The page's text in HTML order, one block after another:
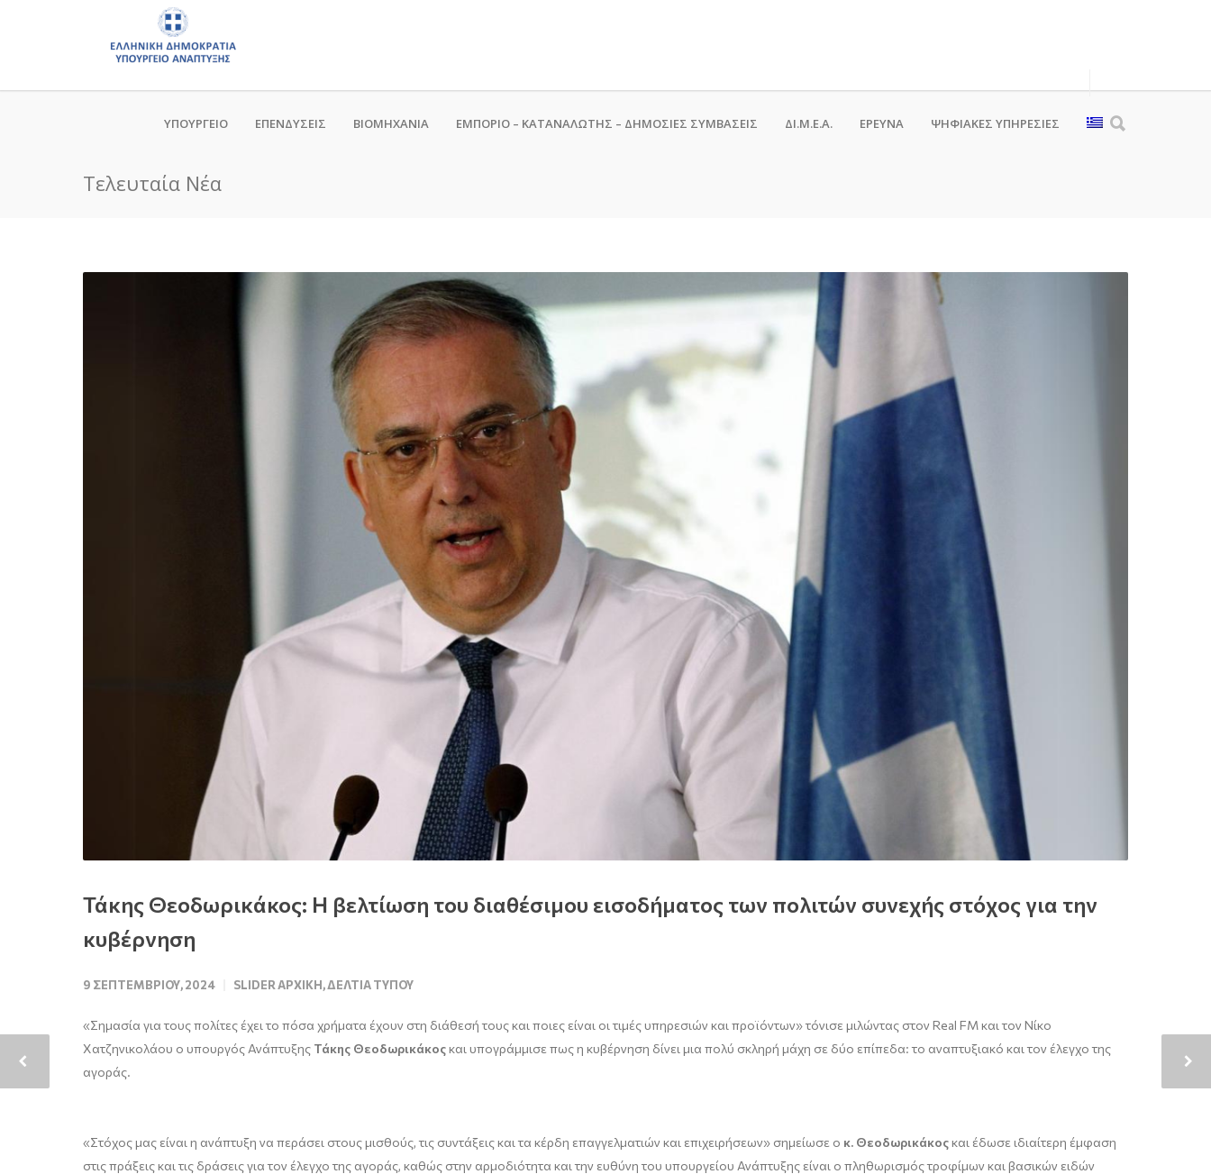
ΥΠΟΥΡΓΕΙΟ ΕΠΕΝΔΥΣΕΙΣ ΒΙΟΜΗΧΑΝΙΑ ΕΜΠΟΡΙΟ – ΚΑΤΑΝΑΛΩΤΗΣ – ΔΗΜΟΣΙΕΣ ΣΥΜΒΑΣΕΙΣ ΔΙ.Μ.Ε.Α. ΕΡΕΥΝΑ ΨΗΦΙΑΚΈΣ ΥΠΗΡΕΣΊΕΣ
Τελευταία Νέα
Τάκης Θεοδωρικάκος: Η βελτίωση του διαθέσιμου εισοδήματος των πολιτών συνεχής στόχος για την
κυβέρνηση
9 ΣΕΠΤΕΜΒΡΊΟΥ, 2024 SLIDER ΑΡΧΙΚΉ,ΔΕΛΤΊΑ ΤΎΠΟΥ
«Σημασία για τους πολίτες έχει το πόσα χρήματα έχουν στη διάθεσή τους και ποιες είναι οι τιμές υπηρεσιών και προϊόντων» τόνισε μιλώντας στον Real FM και τον Νίκο
Χατζηνικολάου ο υπουργός Ανάπτυξης Τάκης Θεοδωρικάκοςκαι υπογράμμισε πως η κυβέρνηση δίνει μια πολύ σκληρή μάχη σε δύο επίπεδα: το αναπτυξιακό και τον έλεγχο της
αγοράς.
«Στόχος μας είναι η ανάπτυξη να περάσει στους μισθούς, τις συντάξεις και τα κέρδη επαγγελματιών και επιχειρήσεων» σημείωσε ο κ. Θεοδωρικάκοςκαι έδωσε ιδιαίτερη έμφαση
στις πράξεις και τις δράσεις για τον έλεγχο της αγοράς, καθώς στην αρμοδιότητα και την ευθύνη του υπουργείου Ανάπτυξης είναι ο πληθωρισμός τροφίμων και βασικών ειδών